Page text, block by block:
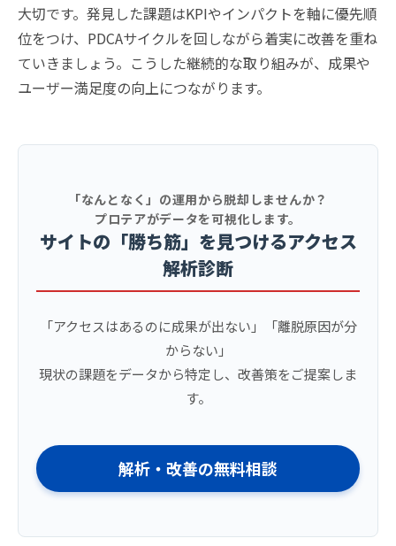
大切です。発見した課題はKPIやインパクトを軸に優先順
位をつけ、PDCAサイクルを回しながら着実に改善を重ね
ていきましょう。こうした継続的な取り組みが、成果や
ユーザー満足度の向上につながります。
「なんとなく」の運用から脱却しませんか？
プロテアがデータを可視化します。
サイトの「勝ち筋」を見つけるアクセス
解析診断
「アクセスはあるのに成果が出ない」「離脱原因が分
からない」
現状の課題をデータから特定し、改善策をご提案しま
す。
解析・改善の無料相談